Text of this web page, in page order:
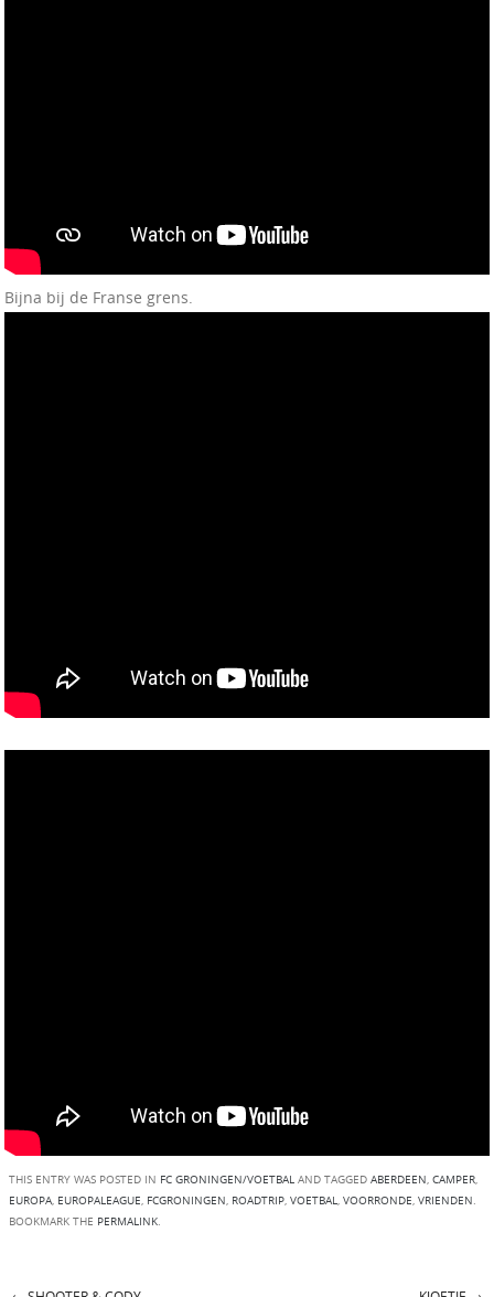
Bijna bij de Franse grens.
THIS ENTRY WAS POSTED IN FC GRONINGEN/VOETBAL AND TAGGED ABERDEEN, CAMPER,
EUROPA, EUROPALEAGUE, FCGRONINGEN, ROADTRIP, VOETBAL, VOORRONDE, VRIENDEN.
BOOKMARK THE PERMALINK.